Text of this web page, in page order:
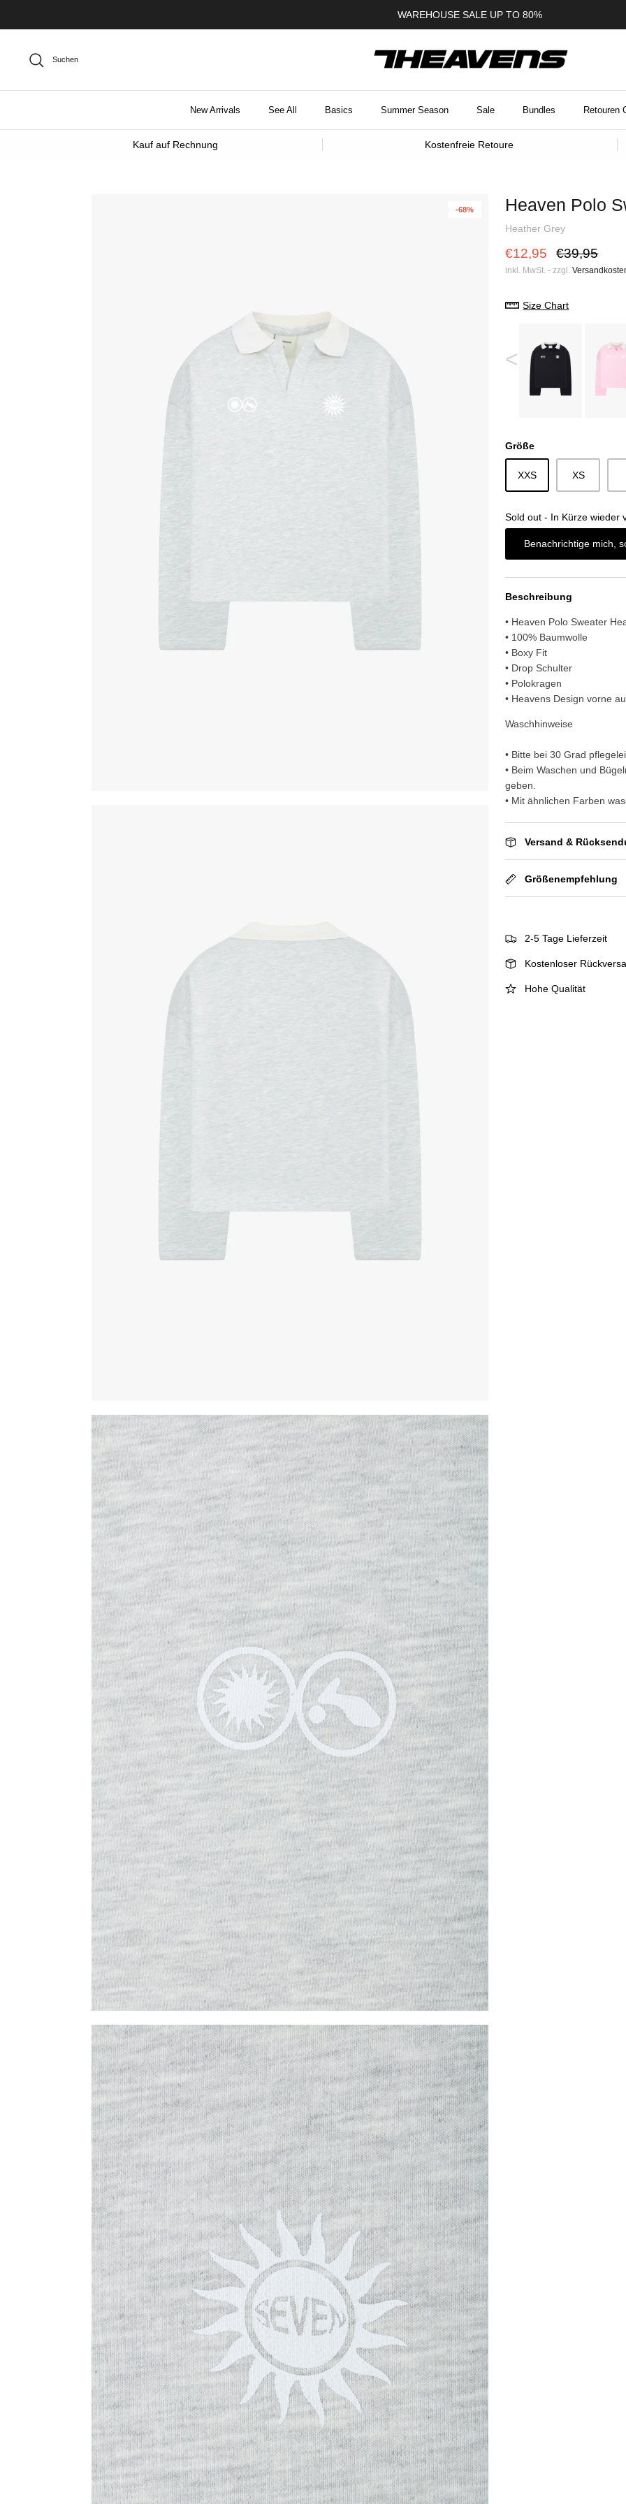
WAREHOUSE SALE UP TO 80%
Suchen
New Arrivals See All Basics Summer Season Sale Bundles Retouren
Kauf auf Rechnung Kostenfreie Retoure
-68% Heaven Polo
Heather Grey
€12,95 €39,95
inkl. MwSt. - zzgl.
Size Chart
<
Größe
XXS XS
Sold out - In Kürze wieder
Benachrichtige mich,
Beschreibung
• Heaven Polo Sweater
• 100% Baumwolle
• Boxy Fit
• Drop Schulter
• Polokragen
• Heavens Design vorne
Waschhinweise
• Bitte bei 30 Grad
• Beim Waschen und
geben.
• Mit ähnlichen Farben
Versand &
Größenempfehlung
2-5 Tage Lieferzeit
Kostenloser
Hohe Qualität